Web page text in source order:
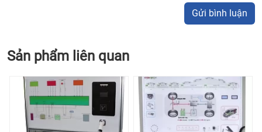
Gửi bình luận
Sản phẩm liên quan